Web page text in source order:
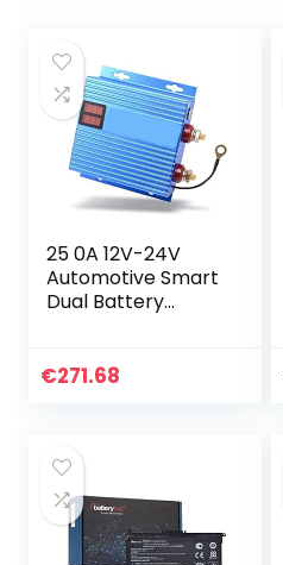
25 0A 12V-24V
Automotive Smart
Dual Battery
Protector Rv
€271.68